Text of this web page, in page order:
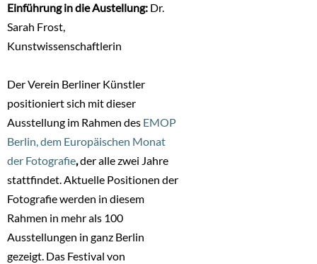
Einführung in die Austellung: Dr.
Sarah Frost,
Kunstwissenschaftlerin
Der Verein Berliner Künstler
positioniert sich mit dieser
Ausstellung im Rahmen des EMOP
Berlin, dem Europäischen Monat
der Fotografie,der alle zwei Jahre
stattfindet. Aktuelle Positionen der
Fotografie werden in diesem
Rahmen in mehr als 100
Ausstellungen in ganz Berlin
gezeigt. Das Festival von